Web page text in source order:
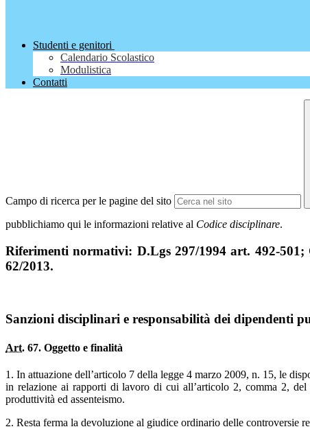
Studenti e genitori
Calendario Scolastico
Modulistica
Contatti
Campo di ricerca per le pagine del sito
pubblichiamo qui le informazioni relative al Codice disciplinare.
Riferimenti normativi: D.Lgs 297/1994 art. 492-
62/2013.
Sanzioni disciplinari e responsabilità dei dipendenti
Art. 67. Oggetto e finalità
1. In attuazione dell’articolo 7 della legge 4 marzo 2009, n. 15, le
in relazione ai rapporti di lavoro di cui all’articolo 2, comma 2,
produttività ed assenteismo.
2. Resta ferma la devoluzione al giudice ordinario delle controversie